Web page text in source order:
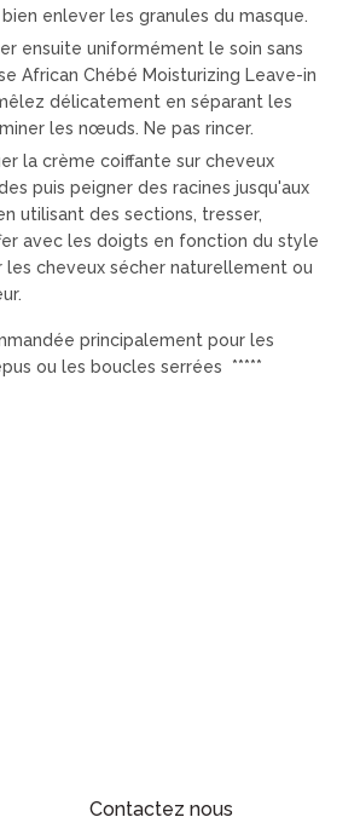
enlever les granules du masque.
ensuite uniformément le soin sans
African Chébé Moisturizing Leave-in
délicatement en séparant les
les nœuds. Ne pas rincer.
la crème coiffante sur cheveux
puis peigner des racines jusqu'aux
utilisant des sections, tresser,
avec les doigts en fonction du style
les cheveux sécher naturellement ou
principalement pour les
ou les boucles serrées *****
Contactez nous